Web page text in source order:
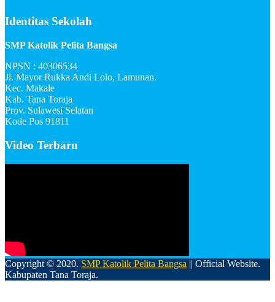
Identitas Sekolah
SMP Katolik Pelita Bangsa
NPSN : 40306534
Jl. Mayor Rukka Andi Lolo, Lamunan.
Kec. Makale
Kab. Tana Toraja
Prov. Sulawesi Selatan
Kode Pos 91811
Video Terbaru
Copyright © 2020. SMP Katolik Pelita Bangsa || Official Website.
Kabupaten Tana Toraja.